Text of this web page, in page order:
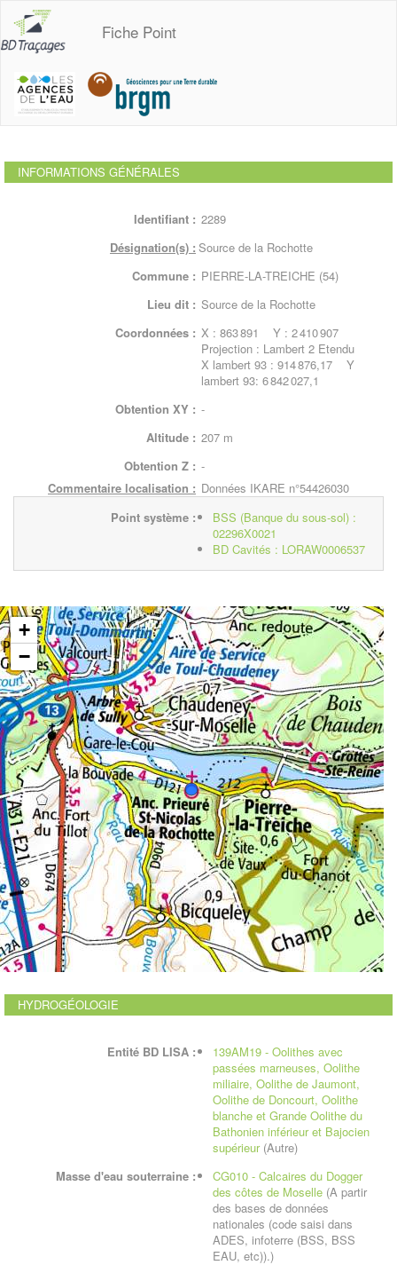
Fiche Point
INFORMATIONS GÉNÉRALES
Identifiant : 2289
Désignation(s) : Source de la Rochotte
Commune : PIERRE-LA-TREICHE (54)
Lieu dit : Source de la Rochotte
Coordonnées : X : 863 891 Y : 2 410 907
Projection : Lambert 2 Etendu
X lambert 93 : 914 876,17 Y
lambert 93: 6 842 027,1
Obtention XY : -
Altitude : 207 m
Obtention Z : -
Commentaire localisation : Données IKARE n°54426030
Point système :
BSS (Banque du sous-sol) :
02296X0021
BD Cavités : LORAW0006537
+
−
HYDROGÉOLOGIE
Entité BD LISA :
139AM19 - Oolithes avec
passées marneuses, Oolithe
miliaire, Oolithe de Jaumont,
Oolithe de Doncourt, Oolithe
blanche et Grande Oolithe du
Bathonien inférieur et Bajocien
supérieur (Autre)
Masse d'eau souterraine :
CG010 - Calcaires du Dogger
des côtes de Moselle (A partir
des bases de données
nationales (code saisi dans
ADES, infoterre (BSS, BSS
EAU, etc)).)